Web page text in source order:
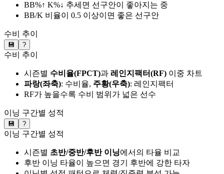
BB%↑ K%↓ 추세면 선구안이 좋아지는 중
BB/K 비율이 0.5 이상이면 좋은 선구안
수비 추이
💾 ?
수비 추이
시즌별 수비율(FPCT)과 레인지팩터(RF) 이중 차트
파랑(좌축): 수비율, 주황(우축): 레인지팩터
RF가 높을수록 수비 범위가 넓은 선수
이닝 구간별 성적
💾 ?
이닝 구간별 성적
시즌별 초반/중반/후반 이닝에서의 타율 비교
후반 이닝 타율이 높으면 경기 후반에 강한 타자